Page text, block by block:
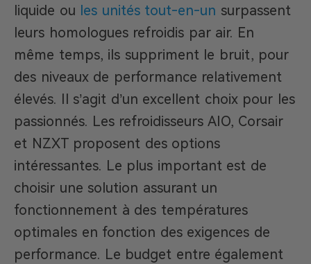
liquide ou les unités tout-en-un surpassent
leurs homologues refroidis par air. En
même temps, ils suppriment le bruit, pour
des niveaux de performance relativement
élevés. Il s’agit d’un excellent choix pour les
passionnés. Les refroidisseurs AIO, Corsair
et NZXT proposent des options
intéressantes. Le plus important est de
choisir une solution assurant un
fonctionnement à des températures
optimales en fonction des exigences de
performance. Le budget entre également